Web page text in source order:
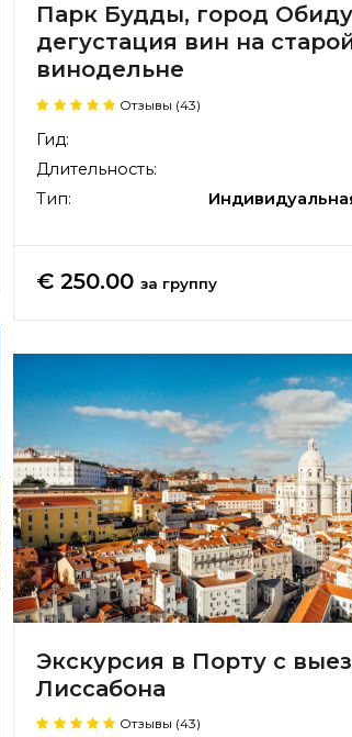
Парк Будды, город
дегустация вин на
винодельне
Отзывы (43)
Гид:
Длительность:
Тип:
€ 250.00за группу
Экскурсия в Порту с
Лиссабона
Отзывы (43)